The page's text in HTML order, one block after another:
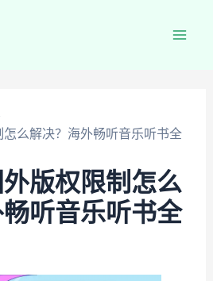
么解决？海外畅听音乐听书全
版权限制怎么
听音乐听书全